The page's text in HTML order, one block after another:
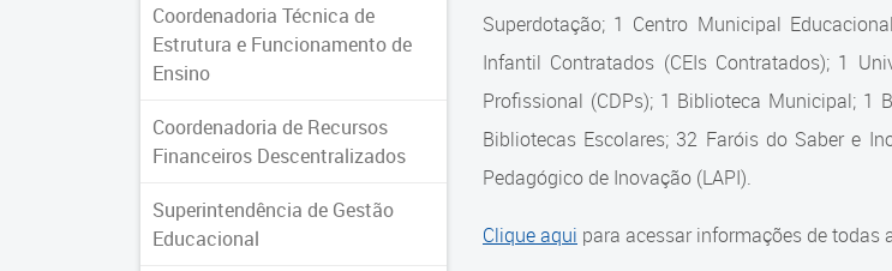
Coordenadoria Técnica de
Estrutura e Funcionamento de
Ensino
Coordenadoria de Recursos
Financeiros Descentralizados
Superintendência de Gestão
Educacional
Superdotação; 1 Centro Municipal
Infantil Contratados (CEIs Contratados); 1
Profissional (CDPs); 1 Biblioteca Municipal; 1
Bibliotecas Escolares; 32 Faróis do Saber e
Pedagógico de Inovação (LAPI).
Clique aqui para acessar informações de todas